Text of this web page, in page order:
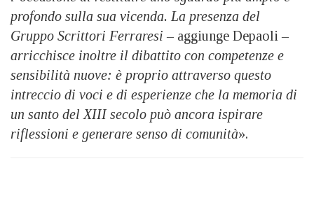
profondo sulla sua vicenda. La presenza del
Gruppo Scrittori Ferraresi – aggiunge Depaoli–
arricchisce inoltre il dibattito con competenze e
sensibilità nuove: è proprio attraverso questo
intreccio di voci e di esperienze che la memoria di
un santo del XIII secolo può ancora ispirare
riflessioni e generare senso di comunità».